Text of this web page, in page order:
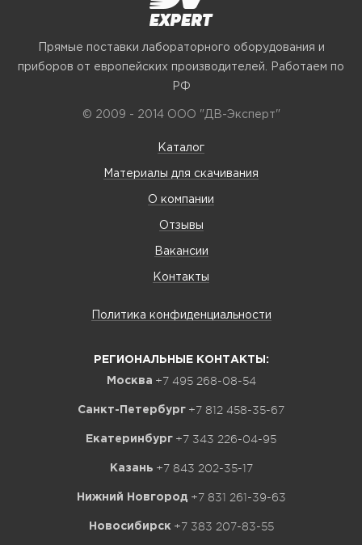
Прямые поставки лабораторного оборудования и
приборов от европейских производителей. Работаем по
РФ
© 2009 - 2014 ООО "ДВ-Эксперт"
Каталог
Материалы для скачивания
О компании
Отзывы
Вакансии
Контакты
Политика конфиденциальности
РЕГИОНАЛЬНЫЕ КОНТАКТЫ:
Москва +7 495 268-08-54
Санкт-Петербург +7 812 458-35-67
Екатеринбург +7 343 226-04-95
Казань +7 843 202-35-17
Нижний Новгород +7 831 261-39-63
Новосибирск +7 383 207-83-55